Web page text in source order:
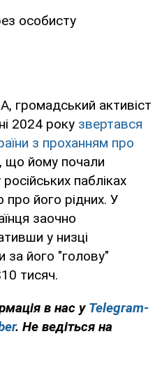
особисту
громадський активіст
2024 року звертався
з проханням про
що йому почали
пабліках
його рідних. У
заочно
у низці
за його "голову"
тисяч.
в нас у Telegram-
. Не ведіться на